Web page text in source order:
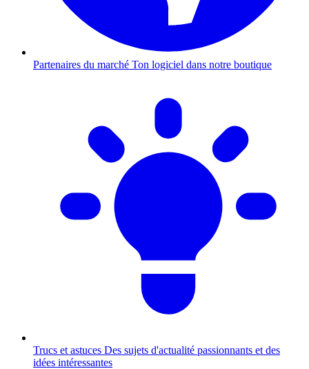
Partenaires du marché Ton logiciel dans notre boutique
Trucs et astuces Des sujets d'actualité passionnants et des
idées intéressantes